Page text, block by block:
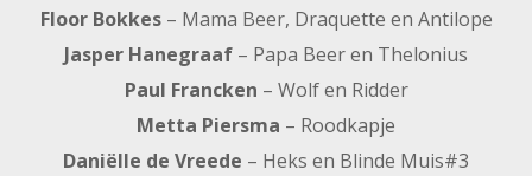
Floor Bokkes– Mama Beer, Draquette en Antilope
Jasper Hanegraaf – Papa Beer en Thelonius
Paul Francken – Wolf en Ridder
Metta Piersma – Roodkapje
Daniëlle de Vreede – Heks en Blinde Muis#3